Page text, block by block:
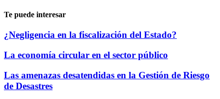
Te puede interesar
¿Negligencia en la fiscalización del Estado?
La economía circular en el sector público
Las amenazas desatendidas en la Gestión de Riesgo
de Desastres